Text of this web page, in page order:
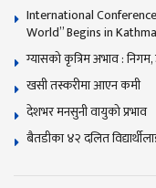
International
World” Begins in
ग्यासको कृत्रिम अभाव : निगम,
खसी तस्करीमा आएन कमी
देशभर मनसुनी वायुको प्रभाव
बैतडीका ४२ दलित